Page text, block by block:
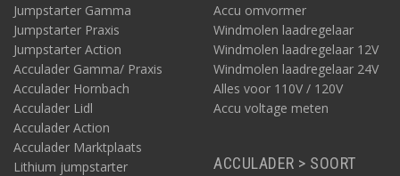
Jumpstarter Gamma
Jumpstarter Praxis
Jumpstarter Action
Acculader Gamma/ Praxis
Acculader Hornbach
Acculader Lidl
Acculader Action
Acculader Marktplaats
Lithium jumpstarter
Accu omvormer
Windmolen laadregelaar
Windmolen laadregelaar 12V
Windmolen laadregelaar 24V
Alles voor 110V / 120V
Accu voltage meten
ACCULADER > SOORT